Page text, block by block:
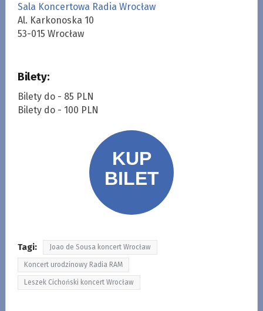
Sala Koncertowa Radia Wrocław
Al. Karkonoska 10
53-015 Wrocław
Bilety:
Bilety do - 85 PLN
Bilety do - 100 PLN
Tagi: Joao de Sousa koncert Wrocław
Koncert urodzinowy Radia RAM
Leszek Cichoński koncert Wrocław